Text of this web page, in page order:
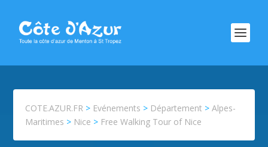
COTE.AZUR.FR > Evénements > Département >Alpes-
Maritimes > Nice > Free Walking Tour of Nice